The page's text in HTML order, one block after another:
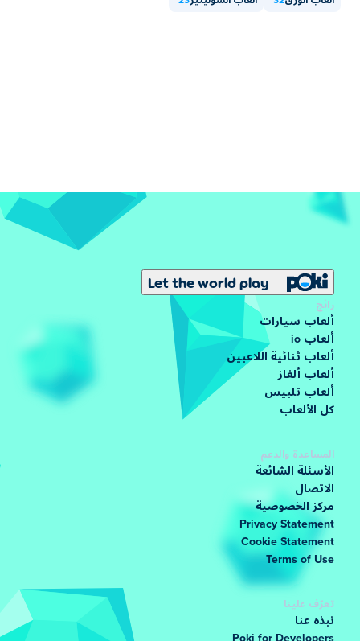
Let the world play
رائج
ألعاب سيارات
ألعاب io
ألعاب ثنائية اللاعبين
ألعاب ألغاز
ألعاب تلبيس
كل الألعاب
المساعدة والدعم
الأسئلة الشائعة
الاتصال
مركز الخصوصية
Privacy Statement
Cookie Statement
Terms of Use
تعرّف علينا
نبذه عنا
Poki for Developers